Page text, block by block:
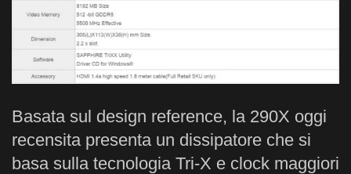
Basata sul design reference, la 290X oggi
recensita presenta un dissipatore che si
basa sulla tecnologia Tri-X e clock maggiori